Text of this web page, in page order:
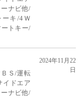
ナビ他/
キ/4Ｗ
ートキー/
Ｓ/運転
イドエア
ナビ他/
2024年11月22
日